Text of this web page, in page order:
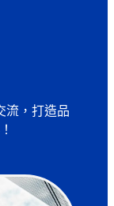
流，打造品